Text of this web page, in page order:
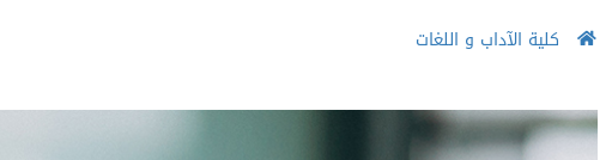
كلية الآداب و اللغات